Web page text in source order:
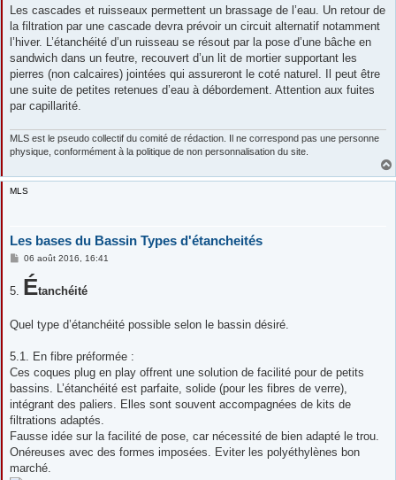
Les cascades et ruisseaux permettent un brassage de l’eau. Un retour de
la filtration par une cascade devra prévoir un circuit alternatif notamment
l’hiver. L’étanchéité d’un ruisseau se résout par la pose d’une bâche en
sandwich dans un feutre, recouvert d’un lit de mortier supportant les
pierres (non calcaires) jointées qui assureront le coté naturel. Il peut être
une suite de petites retenues d’eau à débordement. Attention aux fuites
par capillarité.
MLS est le pseudo collectif du comité de rédaction. Il ne correspond pas une personne
physique, conformément à la politique de non personnalisation du site.
MLS
Les bases du Bassin Types d'étancheités
M
s
e
06 août 2016, 16:41
5. Étanchéité
Quel type d’étanchéité possible selon le bassin désiré.
5.1. En fibre préformée :
Ces coques plug en play offrent une solution de facilité pour de petits
bassins. L’étanchéité est parfaite, solide (pour les fibres de verre),
intégrant des paliers. Elles sont souvent accompagnées de kits de
filtrations adaptés.
Fausse idée sur la facilité de pose, car nécessité de bien adapté le trou.
Onéreuses avec des formes imposées. Eviter les polyéthylènes bon
marché.